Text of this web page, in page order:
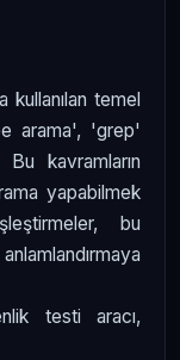
kullanılan temel
arama', 'grep'
kavramların
yapabilmek
bu
testi aracı,